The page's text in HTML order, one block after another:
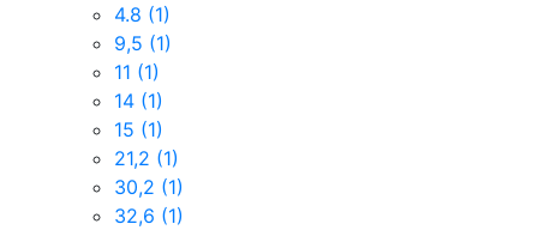
4.8 (1)
9,5 (1)
11 (1)
14 (1)
15 (1)
21,2 (1)
30,2 (1)
32,6 (1)